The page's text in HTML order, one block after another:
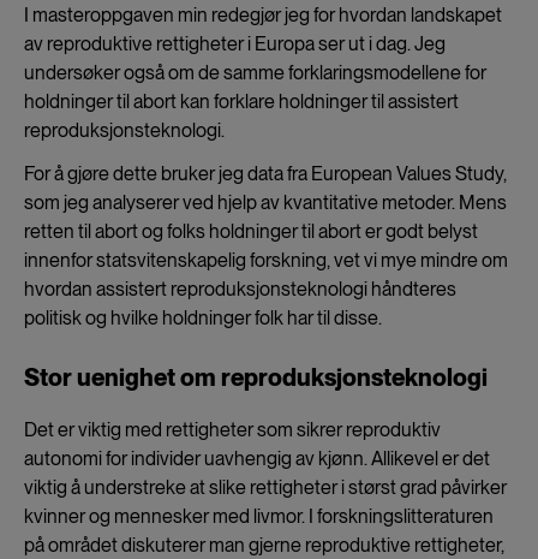
I masteroppgaven min redegjør jeg for hvordan landskapet
av reproduktive rettigheter i Europa ser ut i dag. Jeg
undersøker også om de samme forklaringsmodellene for
holdninger til abort kan forklare holdninger til assistert
reproduksjonsteknologi.
For å gjøre dette bruker jeg data fra European Values Study,
som jeg analyserer ved hjelp av kvantitative metoder. Mens
retten til abort og folks holdninger til abort er godt belyst
innenfor statsvitenskapelig forskning, vet vi mye mindre om
hvordan assistert reproduksjonsteknologi håndteres
politisk og hvilke holdninger folk har til disse.
Stor uenighet om reproduksjonsteknologi
Det er viktig med rettigheter som sikrer reproduktiv
autonomi for individer uavhengig av kjønn. Allikevel er det
viktig å understreke at slike rettigheter i størst grad påvirker
kvinner og mennesker med livmor. I forskningslitteraturen
på området diskuterer man gjerne reproduktive rettigheter,